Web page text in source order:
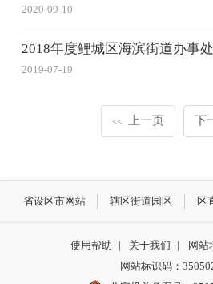
2020-09-10
2018年度鲤城区海滨街道办事
2019-07-19
<< 上一页 下
省设区市网站 辖区街道园区 区
使用帮助 | 关于我们 | 网站
网站标识码：